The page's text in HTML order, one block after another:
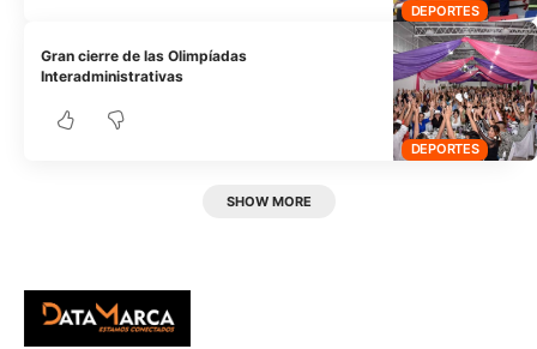
DEPORTES
DEPORTES
Gran cierre de las Olimpíadas
Interadministrativas
SHOW MORE